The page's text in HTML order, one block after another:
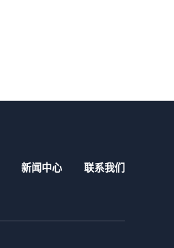
新闻中心 联系我们